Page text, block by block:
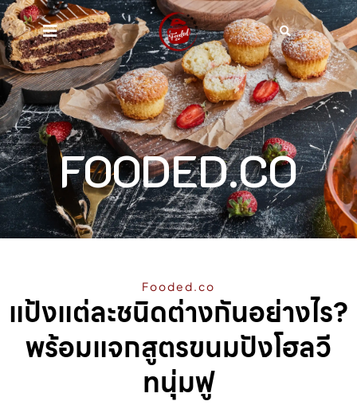
FOODED.CO
Fooded.co
แป้งแต่ละชนิดต่างกันอย่างไร?
พร้อมแจกสูตรขนมปังโฮลวี
ทนุ่มฟู